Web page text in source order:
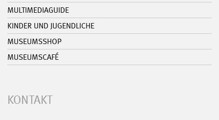
MULTIMEDIAGUIDE
KINDER UND JUGENDLICHE
MUSEUMSSHOP
MUSEUMSCAFÉ
KONTAKT